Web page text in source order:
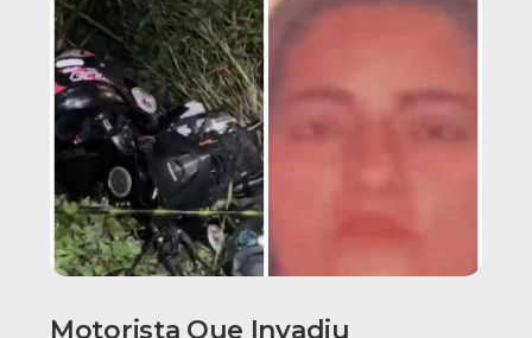
Motorista Que Invadiu